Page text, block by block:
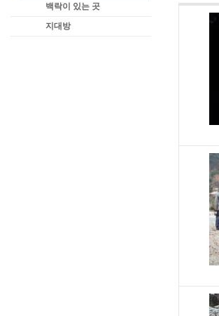
백락이 있는 곳
지대방